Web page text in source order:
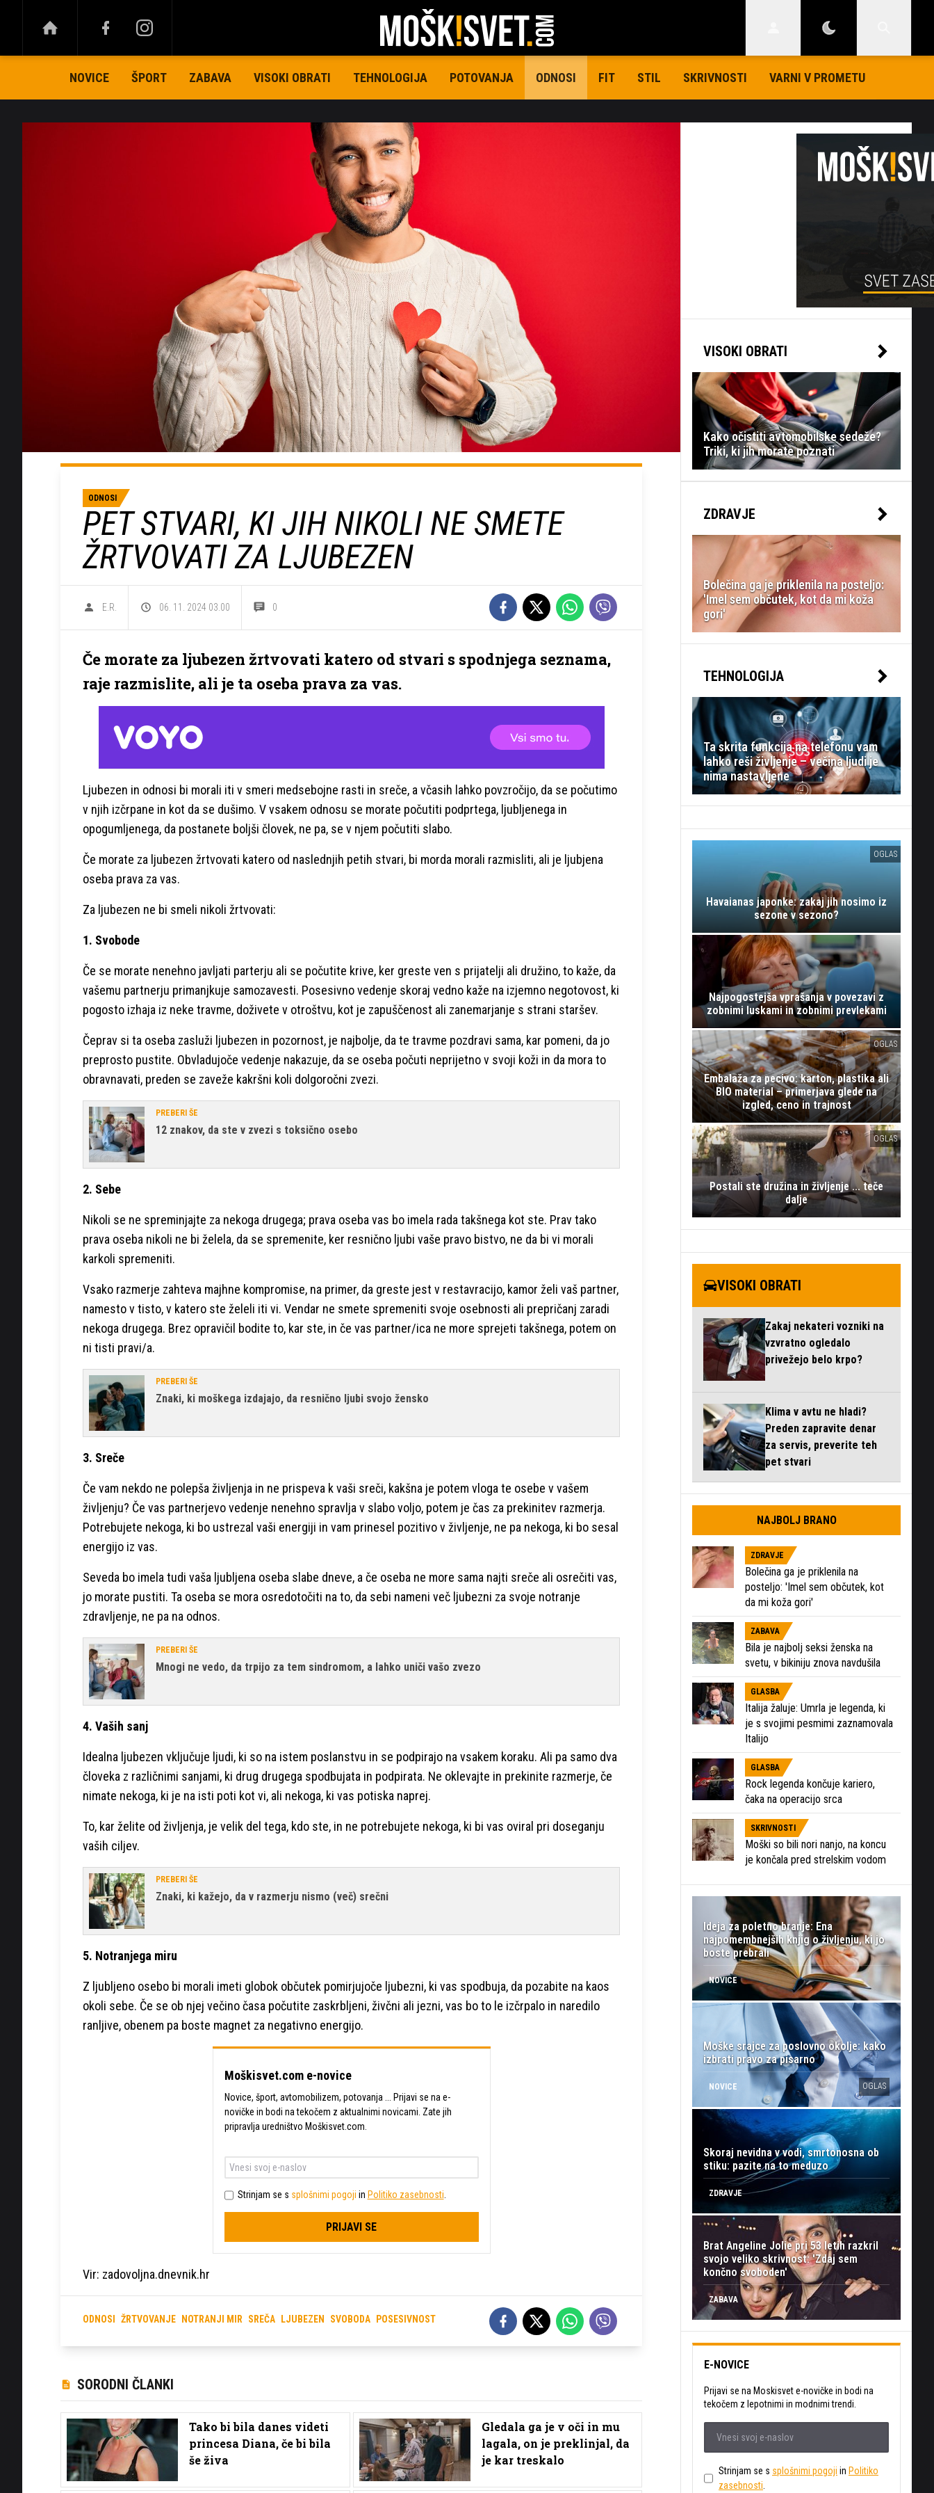
NOVICE ŠPORT ZABAVA VISOKI OBRATI TEHNOLOGIJA POTOVANJA ODNOSI FIT STIL SKRIVNOSTI VARNI V PROMETU
ODNOSI
PET STVARI, KI JIH NIKOLI NE SMETE
ŽRTVOVATI ZA LJUBEZEN
E.R. 06. 11. 2024 03.00 0
Če morate za ljubezen žrtvovati katero od stvari s spodnjega seznama,
raje razmislite, ali je ta oseba prava za vas.
Ljubezen in odnosi bi morali iti v smeri medsebojne rasti in sreče, a včasih lahko povzročijo, da se počutimo
v njih izčrpane in kot da se dušimo. V vsakem odnosu se morate počutiti podprtega, ljubljenega in
opogumljenega, da postanete boljši človek, ne pa, se v njem počutiti slabo.
Če morate za ljubezen žrtvovati katero od naslednjih petih stvari, bi morda morali razmisliti, ali je ljubjena
oseba prava za vas.
Za ljubezen ne bi smeli nikoli žrtvovati:
1. Svobode
Če se morate nenehno javljati parterju ali se počutite krive, ker greste ven s prijatelji ali družino, to kaže, da
vašemu partnerju primanjkuje samozavesti. Posesivno vedenje skoraj vedno kaže na izjemno negotovost, ki
pogosto izhaja iz neke travme, doživete v otroštvu, kot je zapuščenost ali zanemarjanje s strani staršev.
Čeprav si ta oseba zasluži ljubezen in pozornost, je najbolje, da te travme pozdravi sama, kar pomeni, da jo
preprosto pustite. Obvladujoče vedenje nakazuje, da se oseba počuti neprijetno v svoji koži in da mora to
obravnavati, preden se zaveže kakršni koli dolgoročni zvezi.
PREBERI ŠE
12 znakov, da ste v zvezi s toksično osebo
2. Sebe
Nikoli se ne spreminjajte za nekoga drugega; prava oseba vas bo imela rada takšnega kot ste. Prav tako
prava oseba nikoli ne bi želela, da se spremenite, ker resnično ljubi vaše pravo bistvo, ne da bi vi morali
karkoli spremeniti.
Vsako razmerje zahteva majhne kompromise, na primer, da greste jest v restavracijo, kamor želi vaš partner,
namesto v tisto, v katero ste želeli iti vi. Vendar ne smete spremeniti svoje osebnosti ali prepričanj zaradi
nekoga drugega. Brez opravičil bodite to, kar ste, in če vas partner/ica ne more sprejeti takšnega, potem on
ni tisti pravi/a.
PREBERI ŠE
Znaki, ki moškega izdajajo, da resnično ljubi svojo žensko
3. Sreče
Če vam nekdo ne polepša življenja in ne prispeva k vaši sreči, kakšna je potem vloga te osebe v vašem
življenju? Če vas partnerjevo vedenje nenehno spravlja v slabo voljo, potem je čas za prekinitev razmerja.
Potrebujete nekoga, ki bo ustrezal vaši energiji in vam prinesel pozitivo v življenje, ne pa nekoga, ki bo sesal
energijo iz vas.
Seveda bo imela tudi vaša ljubljena oseba slabe dneve, a če oseba ne more sama najti sreče ali osrečiti vas,
jo morate pustiti. Ta oseba se mora osredotočiti na to, da sebi nameni več ljubezni za svoje notranje
zdravljenje, ne pa na odnos.
PREBERI ŠE
Mnogi ne vedo, da trpijo za tem sindromom, a lahko uniči vašo zvezo
4. Vaših sanj
Idealna ljubezen vključuje ljudi, ki so na istem poslanstvu in se podpirajo na vsakem koraku. Ali pa samo dva
človeka z različnimi sanjami, ki drug drugega spodbujata in podpirata. Ne oklevajte in prekinite razmerje, če
nimate nekoga, ki je na isti poti kot vi, ali nekoga, ki vas potiska naprej.
To, kar želite od življenja, je velik del tega, kdo ste, in ne potrebujete nekoga, ki bi vas oviral pri doseganju
vaših ciljev.
PREBERI ŠE
Znaki, ki kažejo, da v razmerju nismo (več) srečni
5. Notranjega miru
Z ljubljeno osebo bi morali imeti globok občutek pomirjujoče ljubezni, ki vas spodbuja, da pozabite na kaos
okoli sebe. Če se ob njej večino časa počutite zaskrbljeni, živčni ali jezni, vas bo to le izčrpalo in naredilo
ranljive, obenem pa boste magnet za negativno energijo.
Moškisvet.com e-novice
Novice, šport, avtomobilizem, potovanja ... Prijavi se na e-
novičke in bodi na tekočem z aktualnimi novicami. Zate jih
pripravlja uredništvo Moškisvet.com.
Strinjam se s splošnimi pogoji in Politiko zasebnosti
PRIJAVI SE
Vir: zadovoljna.dnevnik.hr
ODNOSI ŽRTVOVANJE NOTRANJI MIR SREČA LJUBEZEN SVOBODA POSESIVNOST
SORODNI ČLANKI
Tako bi bila danes videti
princesa Diana, če bi bila
še živa
Gledala ga je v oči in mu
lagala, on je preklinjal, da
je kar treskalo
VISOKI OBRATI
Kako očistiti avtomobilske sedeže?
Triki, ki jih morate poznati
ZDRAVJE
Bolečina ga je priklenila na posteljo:
'Imel sem občutek, kot da mi koža
gori'
TEHNOLOGIJA
Ta skrita funkcija na telefonu vam
lahko reši življenje – večina ljudi je
nima nastavljene
OGLAS
Havaianas japonke: zakaj jih nosimo iz
sezone v sezono?
Najpogostejša vprašanja v povezavi z
zobnimi luskami in zobnimi prevlekami
OGLAS
Embalaža za pecivo: karton, plastika ali
BIO material – primerjava glede na
izgled, ceno in trajnost
OGLAS
Postali ste družina in življenje ... teče
dalje
VISOKI OBRATI
Zakaj nekateri vozniki na
vzvratno ogledalo
privežejo belo krpo?
Klima v avtu ne hladi?
Preden zapravite denar
za servis, preverite teh
pet stvari
NAJBOLJ BRANO
ZDRAVJE
Bolečina ga je priklenila na
posteljo: 'Imel sem občutek, kot
da mi koža gori'
ZABAVA
Bila je najbolj seksi ženska na
svetu, v bikiniju znova navdušila
GLASBA
Italija žaluje: Umrla je legenda, ki
je s svojimi pesmimi zaznamovala
Italijo
GLASBA
Rock legenda končuje kariero,
čaka na operacijo srca
SKRIVNOSTI
Moški so bili nori nanjo, na koncu
je končala pred strelskim vodom
Ideja za poletno branje: Ena
najpomembnejših knjig o življenju, ki jo
boste prebrali
NOVICE
Moške srajce za poslovno okolje: kako
izbrati pravo za pisarno
NOVICE OGLAS
Skoraj nevidna v vodi, smrtonosna ob
stiku: pazite na to meduzo
ZDRAVJE
Brat Angeline Jolie pri 53 letih razkril
svojo veliko skrivnost: 'Zdaj sem
končno svoboden'
ZABAVA
E-NOVICE
Prijavi se na Moskisvet e-novičke in bodi na
tekočem z lepotnimi in modnimi trendi.
Strinjam se s splošnimi pogoji in Politiko
zasebnosti